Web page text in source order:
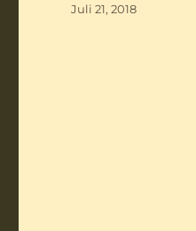
Veröffentlicht
Juli 21, 2018